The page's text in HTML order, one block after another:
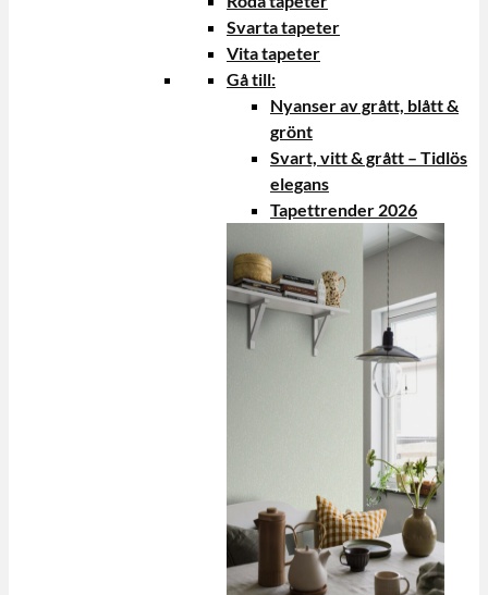
Svarta tapeter
Vita tapeter
Gå till:
Nyanser av grått, blått &
grönt
Svart, vitt & grått – Tidlös
elegans
Tapettrender 2026